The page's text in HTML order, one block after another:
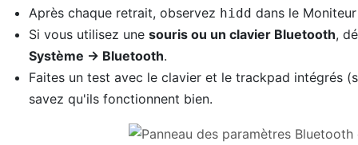
Après chaque retrait, observez hidd dans le
Si vous utilisez unesouris ou un clavier Bluetooth,
Système → Bluetooth.
Faites un test avec le clavier et le trackpad intégrés
savez qu'ils fonctionnent bien.